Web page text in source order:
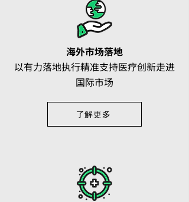
海外市场落地
以有力落地执行精准支持医疗创新走进
国际市场
了解更多​